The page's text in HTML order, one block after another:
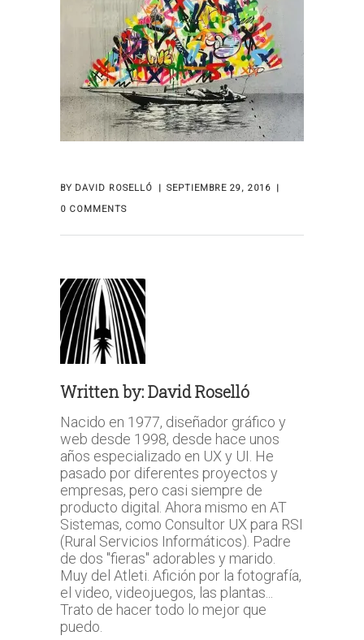
BY DAVID ROSELLÓ
SEPTIEMBRE 29, 2016
0 COMMENTS
Written by:David Roselló
Nacido en 1977, diseñador gráfico y
web desde 1998, desde hace unos
años especializado en UX y UI. He
pasado por diferentes proyectos y
empresas, pero casi siempre de
producto digital. Ahora mismo en AT
Sistemas, como Consultor UX para RSI
(Rural Servicios Informáticos). Padre
de dos "fieras" adorables y marido.
Muy del Atleti. Afición por la fotografía,
el video, videojuegos, las plantas...
Trato de hacer todo lo mejor que
puedo.